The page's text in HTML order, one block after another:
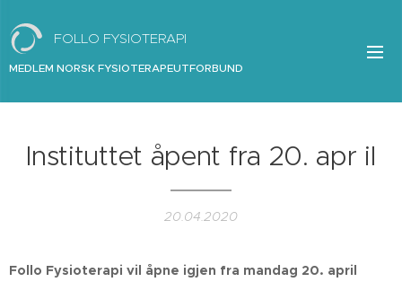
FOLLO FYSIOTERAPI
MEDLEM NORSK FYSIOTERAPEUTFORBUND
Instituttet åpent fra 20. apr il
20.04.2020
Follo Fysioterapi vil åpne igjen fra mandag 20. april